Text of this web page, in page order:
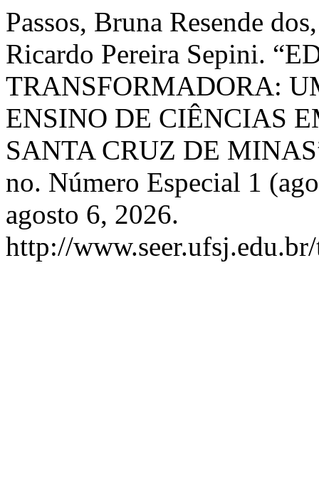
Passos, Bruna Resende
Ricardo Pereira Sepini.
TRANSFORMADORA:
ENSINO DE CIÊNCIAS
SANTA CRUZ DE
no. Número Especial 1
agosto 6, 2026.
http://